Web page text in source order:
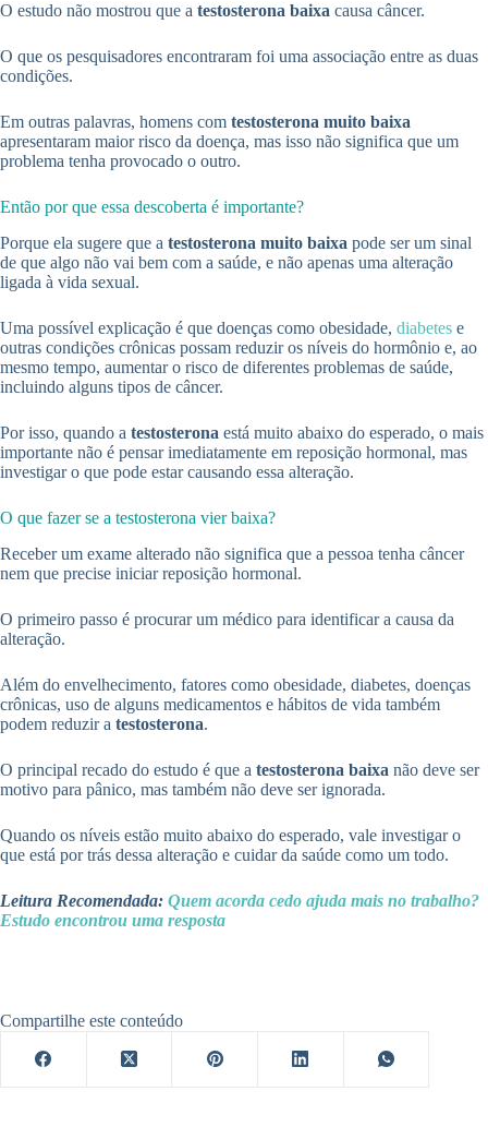
O estudo não mostrou que a testosterona baixa causa câncer.
O que os pesquisadores encontraram foi uma associação entre as duas
condições.
Em outras palavras, homens com testosterona muito baixa
apresentaram maior risco da doença, mas isso não significa que um
problema tenha provocado o outro.
Então por que essa descoberta é importante?
Porque ela sugere que a testosterona muito baixa pode ser um sinal
de que algo não vai bem com a saúde, e não apenas uma alteração
ligada à vida sexual.
Uma possível explicação é que doenças como obesidade, diabetes e
outras condições crônicas possam reduzir os níveis do hormônio e, ao
mesmo tempo, aumentar o risco de diferentes problemas de saúde,
incluindo alguns tipos de câncer.
Por isso, quando a testosterona está muito abaixo do esperado, o mais
importante não é pensar imediatamente em reposição hormonal, mas
investigar o que pode estar causando essa alteração.
O que fazer se a testosterona vier baixa?
Receber um exame alterado não significa que a pessoa tenha câncer
nem que precise iniciar reposição hormonal.
O primeiro passo é procurar um médico para identificar a causa da
alteração.
Além do envelhecimento, fatores como obesidade, diabetes, doenças
crônicas, uso de alguns medicamentos e hábitos de vida também
podem reduzir a testosterona.
O principal recado do estudo é que a testosterona baixa não deve ser
motivo para pânico, mas também não deve ser ignorada.
Quando os níveis estão muito abaixo do esperado, vale investigar o
que está por trás dessa alteração e cuidar da saúde como um todo.
Leitura Recomendada: Quem acorda cedo ajuda mais no trabalho?
Estudo encontrou uma resposta
Compartilhe este conteúdo